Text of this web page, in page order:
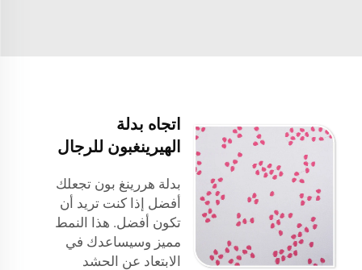
اتجاه بدلة
الهيرينغبون للرجال
بدلة هررينغ بون تجعلك
أفضل إذا كنت تريد أن
تكون أفضل. هذا النمط
مميز وسيساعدك في
الابتعاد عن الحشد